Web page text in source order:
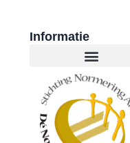
Informatie